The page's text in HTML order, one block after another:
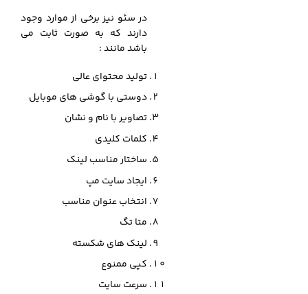
در سئو نیز برخی از موارد وجود
دارند که به صورت ثابت می
باشد مانند :
تولید محتوای عالی
دوستی با گوشی های موبایل
تصاویر با نام و نشان
کلمات کلیدی
ساختار مناسب لینک
ایجاد سایت مپ
انتخاب عنوان مناسب
متا تگ
لینک های شکسته
کپی ممنوع
سرعت سایت